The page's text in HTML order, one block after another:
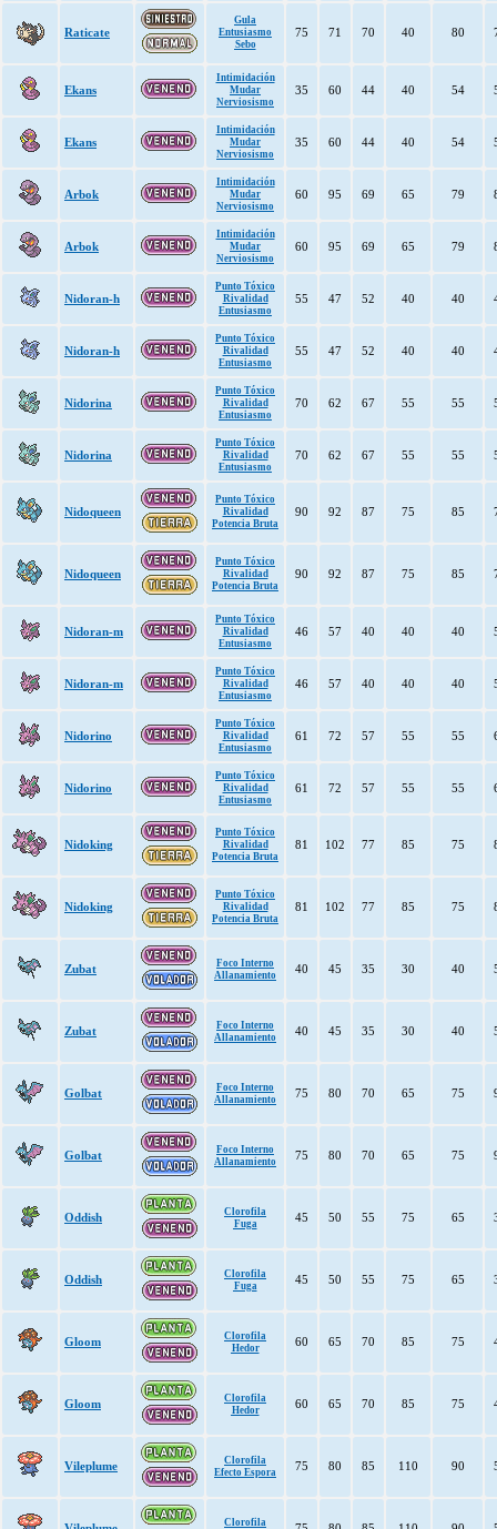
Raticate
Gula
Entusiasmo
Sebo
75 71 70 40 80
Ekans
Intimidación
Mudar
Nerviosismo
35 60 44 40 54
Ekans
Intimidación
Mudar
Nerviosismo
35 60 44 40 54
Arbok
Intimidación
Mudar
Nerviosismo
60 95 69 65 79
Arbok
Intimidación
Mudar
Nerviosismo
60 95 69 65 79
Nidoran-h
Punto Tóxico
Rivalidad
Entusiasmo
55 47 52 40 40
Nidoran-h
Punto Tóxico
Rivalidad
Entusiasmo
55 47 52 40 40
Nidorina
Punto Tóxico
Rivalidad
Entusiasmo
70 62 67 55 55
Nidorina
Punto Tóxico
Rivalidad
Entusiasmo
70 62 67 55 55
Nidoqueen
Punto Tóxico
Rivalidad
Potencia Bruta
90 92 87 75 85
Nidoqueen
Punto Tóxico
Rivalidad
Potencia Bruta
90 92 87 75 85
Nidoran-m
Punto Tóxico
Rivalidad
Entusiasmo
46 57 40 40 40
Nidoran-m
Punto Tóxico
Rivalidad
Entusiasmo
46 57 40 40 40
Nidorino
Punto Tóxico
Rivalidad
Entusiasmo
61 72 57 55 55
Nidorino
Punto Tóxico
Rivalidad
Entusiasmo
61 72 57 55 55
Nidoking
Punto Tóxico
Rivalidad
Potencia Bruta
81 102 77 85 75
Nidoking
Punto Tóxico
Rivalidad
Potencia Bruta
81 102 77 85 75
Zubat
Foco Interno
Allanamiento
40 45 35 30 40
Zubat
Foco Interno
Allanamiento
40 45 35 30 40
Golbat
Foco Interno
Allanamiento
75 80 70 65 75
Golbat
Foco Interno
Allanamiento
75 80 70 65 75
Oddish
Clorofila
Fuga
45 50 55 75 65
Oddish
Clorofila
Fuga
45 50 55 75 65
Gloom
Clorofila
Hedor
60 65 70 85 75
Gloom
Clorofila
Hedor
60 65 70 85 75
Vileplume
Clorofila
Efecto Espora
75 80 85 110 90
Clorofila